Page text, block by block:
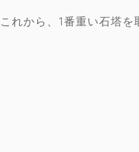
これから、1番重い石塔